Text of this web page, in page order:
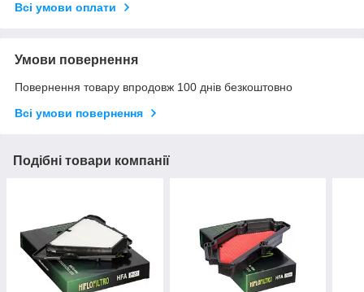
Всі умови оплати
Умови повернення
Повернення товару впродовж 100 днів безкоштовно
Всі умови повернення
Подібні товари компанії